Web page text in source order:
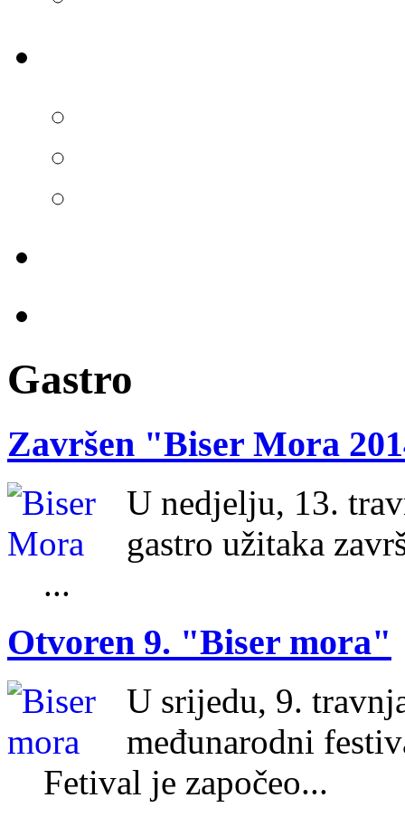
Gastro
Završen "Biser Mora
U nedjelju, 13.
gastro užitaka
...
Otvoren 9. "Biser mora"
U srijedu, 9.
međunarodni
Fetival je započeo...